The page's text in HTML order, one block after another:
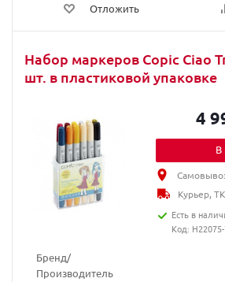
Отложить
Набор маркеров Copic Ciao
шт. в пластиковой упаковке
Бренд/
Производитель
4
В
Курьер, ТК
Есть в
Код: